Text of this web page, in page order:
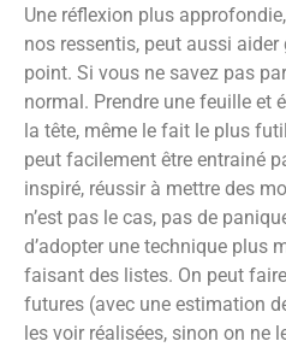
Une réflexion plus
nos ressentis, peut aussi
point. Si vous ne savez pas
normal. Prendre une feuille et
la tête, même le fait le plus
peut facilement être entrainé
inspiré, réussir à mettre des
n’est pas le cas, pas de
d’adopter une technique plus
faisant des listes. On peut
futures (avec une estimation
les voir réalisées, sinon on ne